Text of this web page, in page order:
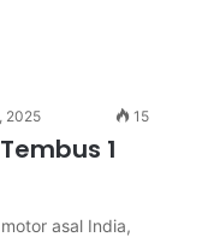
2025 15
1
asal India,